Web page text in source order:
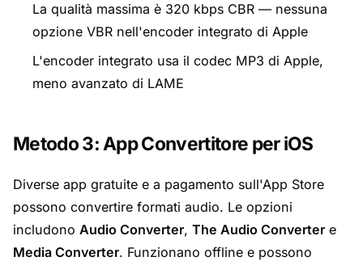
La qualità massima è 320 kbps CBR — nessuna
opzione VBR nell'encoder integrato di Apple
L'encoder integrato usa il codec MP3 di Apple,
meno avanzato di LAME
Metodo 3: App Convertitore per iOS
Diverse app gratuite e a pagamento sull'App Store
possono convertire formati audio. Le opzioni
includono Audio Converter, The Audio Converter e
Media Converter. Funzionano offline e possono